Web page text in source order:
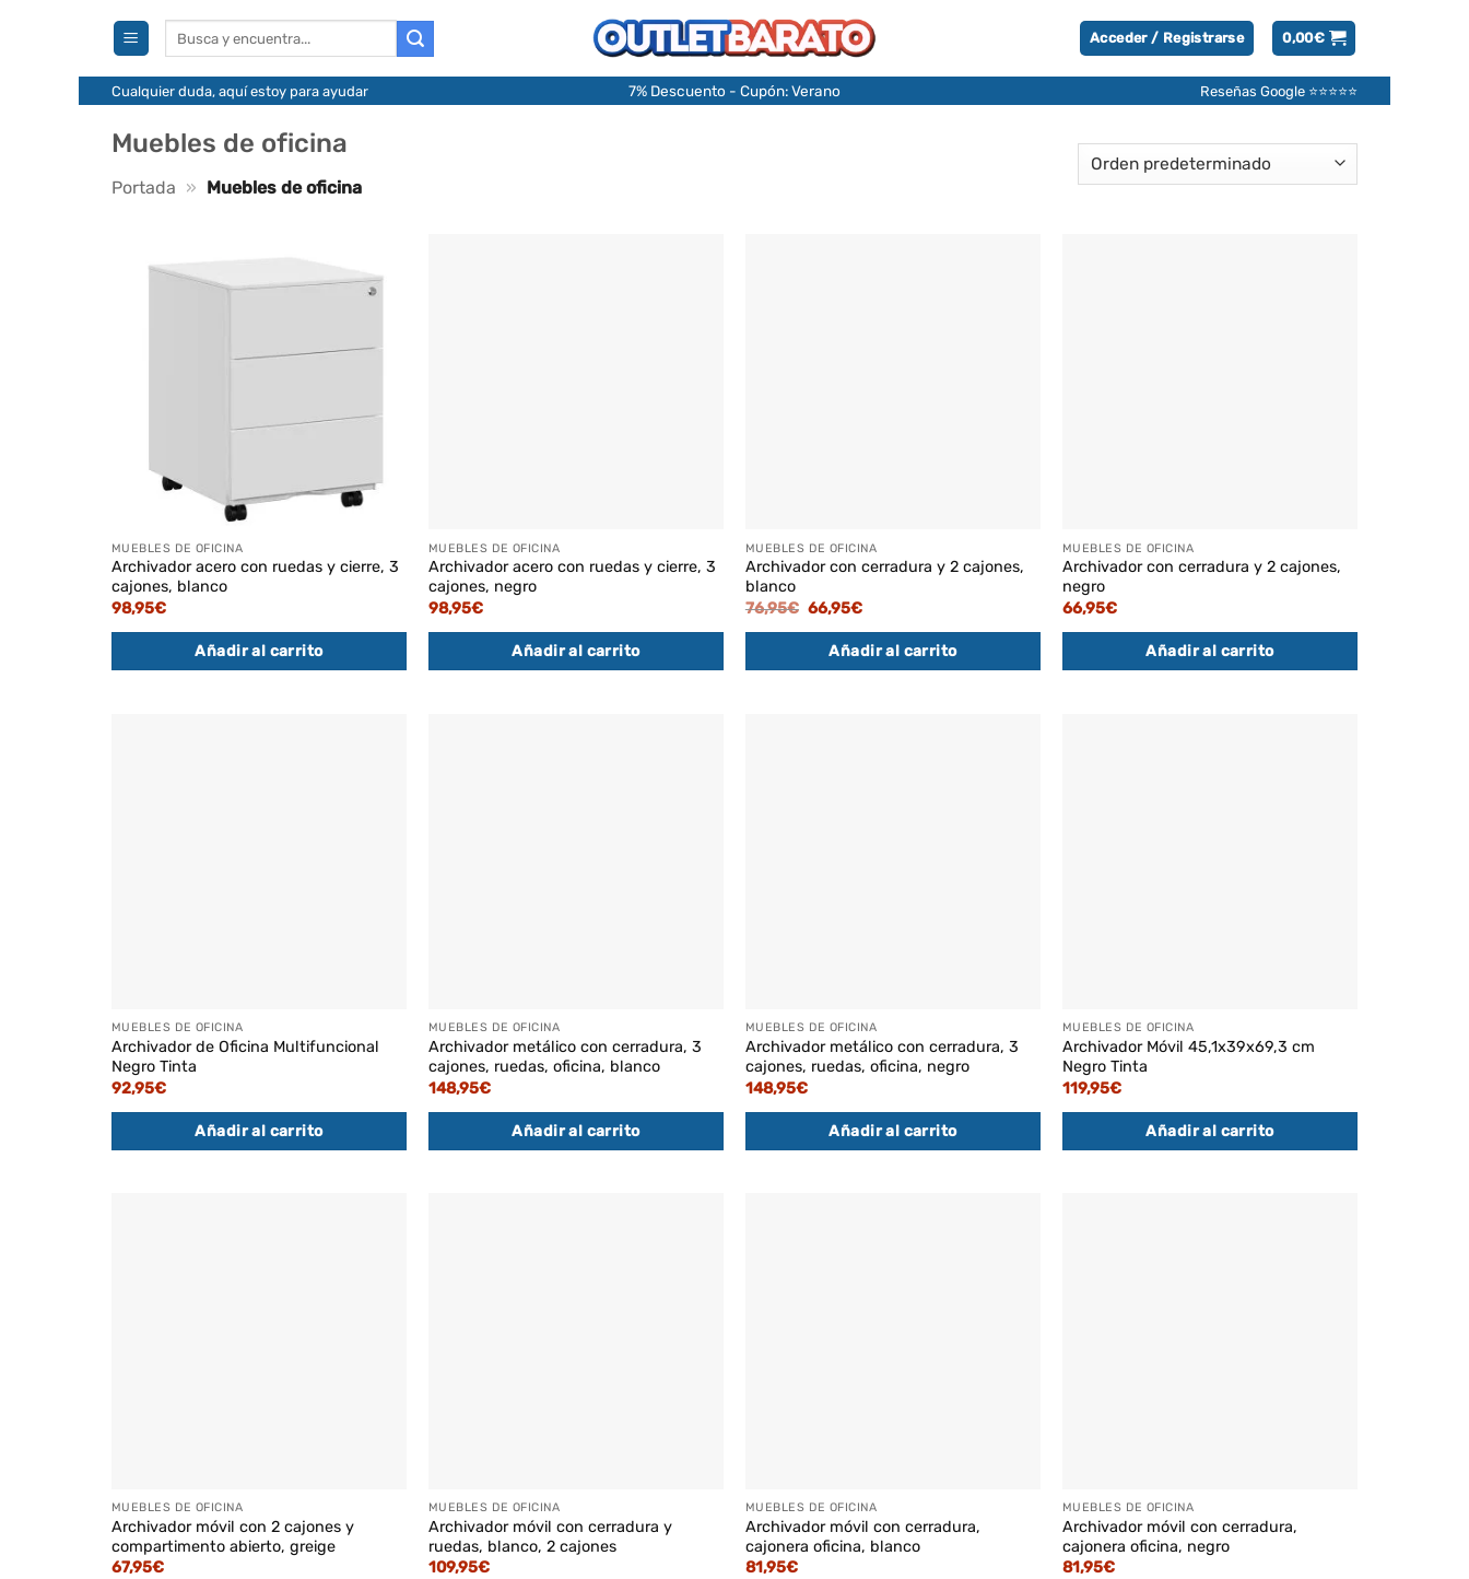
Acceder / Registrarse 0,00€
Cualquier duda, aquí estoy para ayudar 7% Descuento - Cupón: Verano Reseñas Google ⭐⭐⭐⭐⭐
Muebles de oficina
Portada » Muebles de oficina
MUEBLES DE OFICINA
Archivador acero con ruedas y cierre, 3
cajones, blanco
98,95€
Añadir al carrito
MUEBLES DE OFICINA
Archivador acero con ruedas y cierre, 3
cajones, negro
98,95€
Añadir al carrito
MUEBLES DE OFICINA
Archivador con cerradura y 2 cajones,
blanco
76,95€ El
original
era:
76,95€.
66,95€El
actual
es:
66,95€.
Añadir al carrito
MUEBLES DE OFICINA
Archivador con cerradura y 2 cajones,
negro
66,95€
Añadir al carrito
MUEBLES DE OFICINA
Archivador de Oficina Multifuncional
Negro Tinta
92,95€
Añadir al carrito
MUEBLES DE OFICINA
Archivador metálico con cerradura, 3
cajones, ruedas, oficina, blanco
148,95€
Añadir al carrito
MUEBLES DE OFICINA
Archivador metálico con cerradura, 3
cajones, ruedas, oficina, negro
148,95€
Añadir al carrito
MUEBLES DE OFICINA
Archivador Móvil 45,1x39x69,3 cm
Negro Tinta
119,95€
Añadir al carrito
MUEBLES DE OFICINA
Archivador móvil con 2 cajones y
compartimento abierto, greige
67,95€
MUEBLES DE OFICINA
Archivador móvil con cerradura y
ruedas, blanco, 2 cajones
109,95€
MUEBLES DE OFICINA
Archivador móvil con cerradura,
cajonera oficina, blanco
81,95€
MUEBLES DE OFICINA
Archivador móvil con cerradura,
cajonera oficina, negro
81,95€